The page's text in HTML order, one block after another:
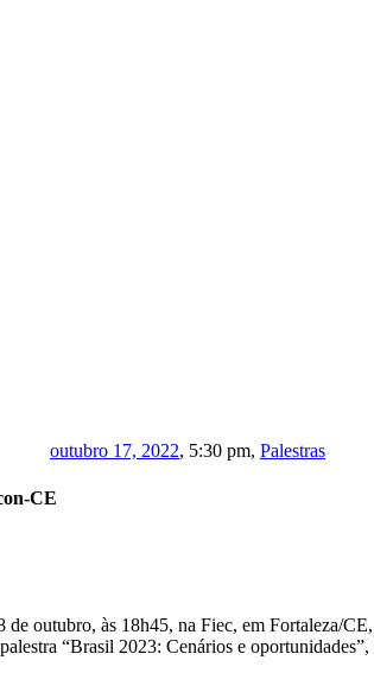
outubro 17, 2022, 5:30 pm, Palestras
CE
outubro, às 18h45, na Fiec, em Fortaleza/
“Brasil 2023: Cenários e